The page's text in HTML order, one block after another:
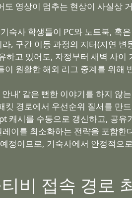
영상이 멈추는 현상이 사실상
숙사 학생들이 PC와 노트북, 혹
, 구간 이동 과정의 지터(지연
고 있어도, 자정부터 새벽 사
원활한 해외 리그 중계를 위해
내’ 같은 뻔한 이야기를 하지
킷 경로에서 우선순위 질서를 만
캐시를 수동으로 갱신하고, 공
이를 최소화하는 전략을 포함
정이므로, 기숙사에서 안정적으
비 접속 경로